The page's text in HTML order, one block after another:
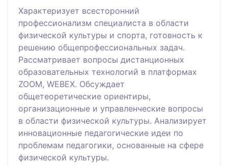
Характеризует всесторонний
профессионализм специалиста в области
физической культуры и спорта, готовность к
решению общепрофессиональных задач.
Рассматривает вопросы дистанционных
образовательных технологий в платформах
ZOOM, WEBEX. Обсуждает
общетеоретические ориентиры,
организационные и управленческие вопросы
в области физической культуры. Анализирует
инновационные педагогические идеи по
проблемам педагогики, основанные на сфере
физической культуры.